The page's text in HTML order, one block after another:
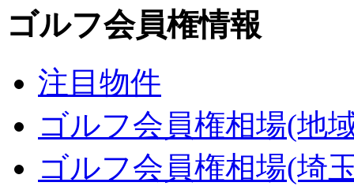
ゴルフ会員権情報
注目物件
ゴルフ会員権相場(地
ゴルフ会員権相場(埼